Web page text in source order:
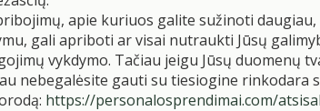
apie kuriuos galite sužinoti
gali apriboti ar visai nutraukti Jūsų
vykdymo. Tačiau jeigu Jūsų duomenų
nebegalėsite gauti su tiesiogine rinkodara
https://personalosprendimai.com/